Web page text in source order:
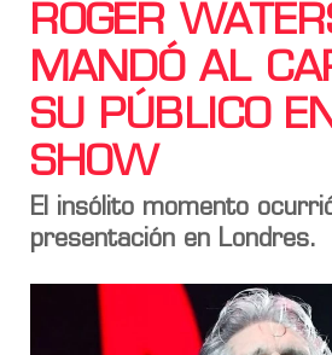
ROGER
MANDÓ AL
SU PÚBLICO
SHOW
El insólito momento
presentación en Londres.